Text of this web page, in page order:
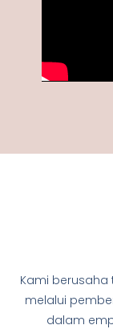
Kami
melalui
dalam